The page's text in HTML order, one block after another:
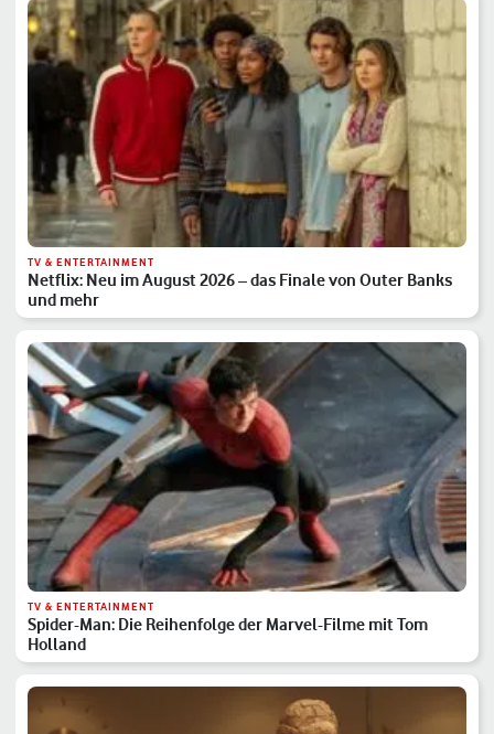
TV & ENTERTAINMENT
Netflix: Neu im August 2026 – das Finale von Outer Banks
und mehr
TV & ENTERTAINMENT
Spider-Man: Die Reihenfolge der Marvel-Filme mit Tom
Holland